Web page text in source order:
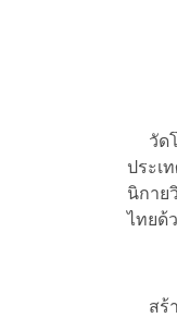
วัดโ
ประเ
นิกาย
ไทยด้
สร้า